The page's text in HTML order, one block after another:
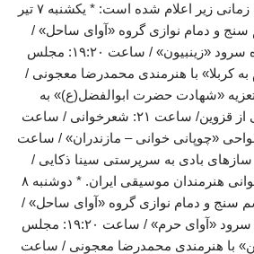
عنوان رویدادها به ترتیب زمانی زیر اعلام شده است: * یکشنبه ۷ تیر
مراسم سنج و دمام نوازی گروه «آوای ساحل» /
ساعت ۱۹: اجرای گروه سرود «زینبیون» / ساعت ۱۹:۲۰: مجلس
به کربلا» با هنرمندی محمدرضا معجونی /
تعزیه «شهادت حضرت ابوالفضل(ع)» به
سرپرستی حسین زمانی از قزوین/ ساعت ۲۱: شعرخوانی / ساعت
نواحی «چوپانی خوانی – مازندران» / ساعت
سازهای بادی به سرپرستی سینا ذکایی /
ساعت ۲۱:۴۵ : سوگ خوانی هنرمندان موسیقی ایران. * دوشنبه ۸
۱۸:۴۵: مراسم سنج و دمام نوازی گروه «آوای ساحل» /
ساعت ۱۹: اجرای گروه سرود «آوای حرم» / ساعت ۱۹:۲۰: مجلس
با هنرمندی محمدرضا معجونی / ساعت